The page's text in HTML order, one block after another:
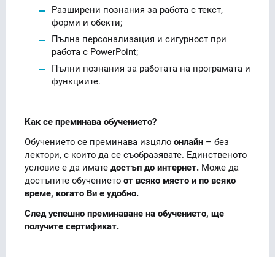
Разширени познания за работа с текст,
форми и обекти;
Пълна персонализация и сигурност при
работа с PowerPoint;
Пълни познания за работата на програмата и
функциите.
Как се преминава обучението?
Обучението се преминава изцяло онлайн – без
лектори, с които да се съобразявате. Единственото
условие е да имате достъп до интернет. Може да
достъпите обучението от всяко място и по всяко
време, когато Ви е удобно.
След успешно преминаване на обучението, ще
получите сертификат.